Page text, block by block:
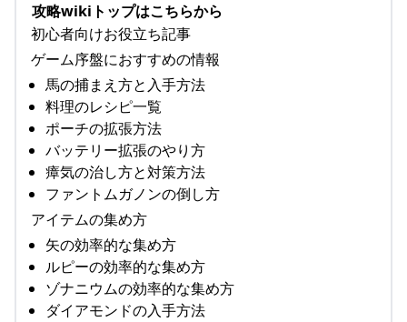
攻略wikiトップはこちらから
初心者向けお役立ち記事
ゲーム序盤におすすめの情報
馬の捕まえ方と入手方法
料理のレシピ一覧
ポーチの拡張方法
バッテリー拡張のやり方
瘴気の治し方と対策方法
ファントムガノンの倒し方
アイテムの集め方
矢の効率的な集め方
ルピーの効率的な集め方
ゾナニウムの効率的な集め方
ダイアモンドの入手方法